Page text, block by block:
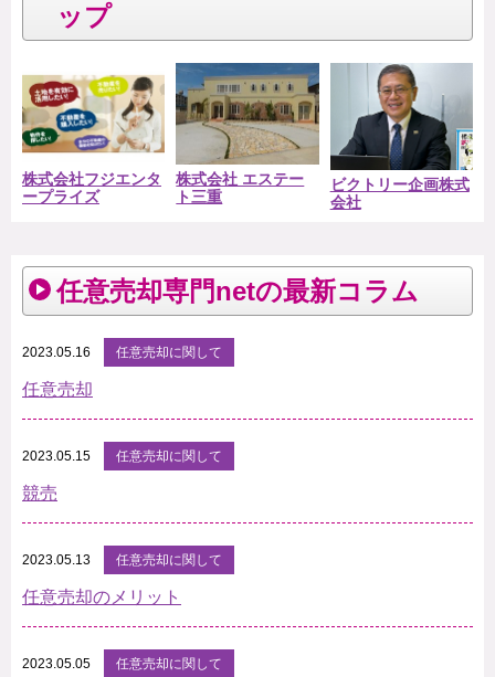
ップ
株式会社フジエンタ
ープライズ
株式会社 エステー
ト三重
ビクトリー企画株式
会社
任意売却専門netの最新コラム
2023.05.16 任意売却に関して
任意売却
2023.05.15 任意売却に関して
競売
2023.05.13 任意売却に関して
任意売却のメリット
2023.05.05 任意売却に関して